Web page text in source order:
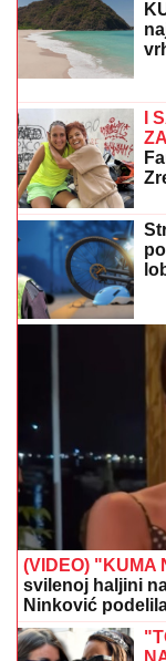
PAPRENE
radite - Kazna i